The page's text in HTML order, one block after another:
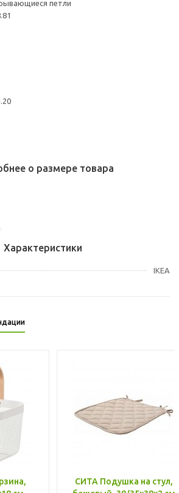
петли
о размере товара
Характеристики
IKEA
СИТА Подушка на стул,